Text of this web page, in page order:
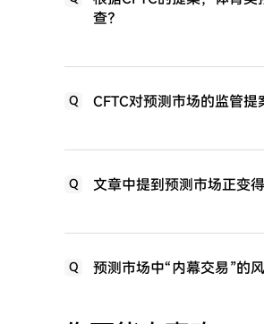
查？
Q CFTC对预测市场的监管提
Q 文章中提到预测市场正变
Q 预测市场中“内幕交易”的